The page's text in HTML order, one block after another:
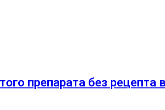
препарата без рецепта